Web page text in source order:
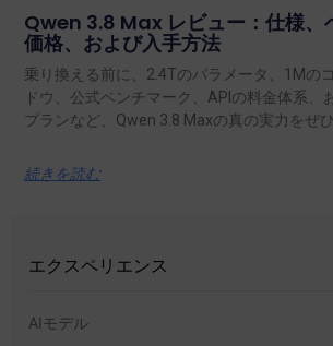
Qwen 3.8 Max レビュー：仕様、
価格、および入手方法
乗り換える前に、2.4Tのパラメータ、1Mの
ドウ、公式ベンチマーク、APIの料金体系、
プランなど、Qwen 3.8 Maxの真の実力をぜ
続きを読む
エクスペリエンス
AIモデル